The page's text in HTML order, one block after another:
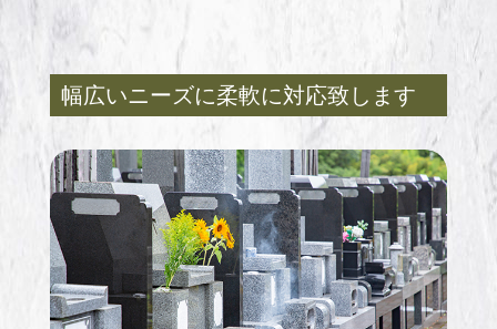
幅広いニーズに柔軟に対応致します